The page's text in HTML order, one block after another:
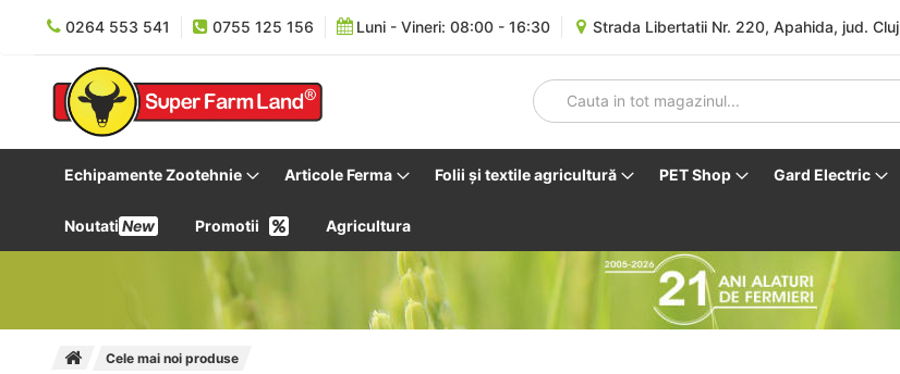
0264 553 541 0755 125 156 Luni - Vineri: 08:00 - 16:30 Strada Libertatii Nr. 220, Apahida, jud. Cluj
Echipamente Zootehnie Articole Ferma Folii și textile agricultură PET Shop Gard Electric
Noutati New Promotii Agricultura
Cele mai noi produse